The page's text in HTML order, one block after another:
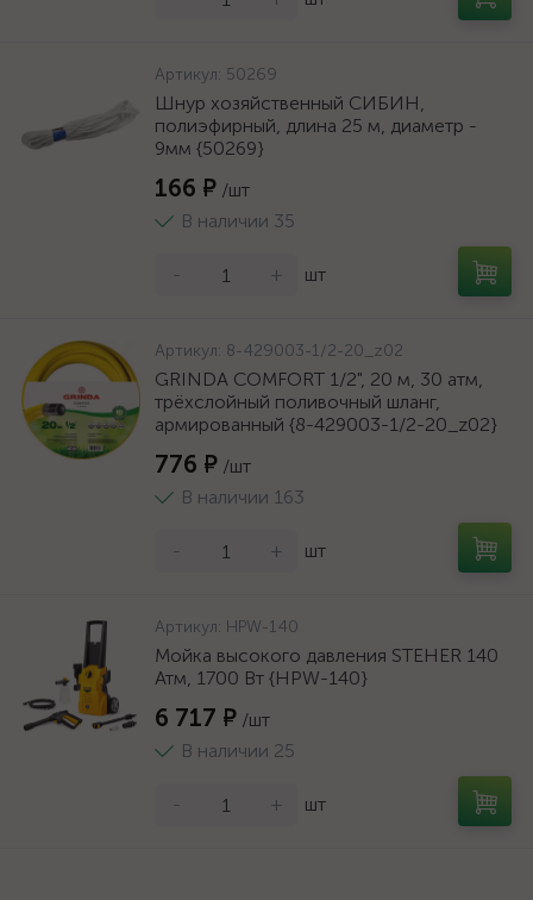
Артикул: 50269
Шнур хозяйственный СИБИН,
полиэфирный, длина 25 м, диаметр -
9мм {50269}
166 ₽ /шт
В наличии 35
- + шт
Артикул: 8-429003-1/2-20_z02
GRINDA COMFORT 1/2", 20 м, 30 атм,
трёхслойный поливочный шланг,
армированный {8-429003-1/2-20_z02}
776 ₽ /шт
В наличии 163
- + шт
Артикул: HPW-140
Мойка высокого давления STEHER 140
Атм, 1700 Вт {HPW-140}
6 717 ₽ /шт
В наличии 25
- + шт